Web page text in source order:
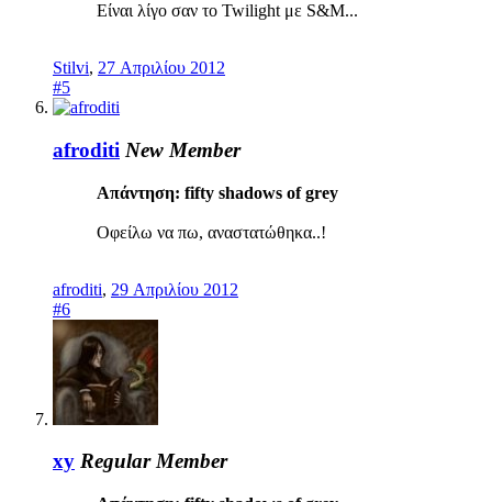
Είναι λίγο σαν το Twilight με S&M...
Stilvi, 27 Απριλίου 2012
#5
afroditi New Member
Απάντηση: fifty shadows of grey
Οφείλω να πω, αναστατώθηκα..!
afroditi, 29 Απριλίου 2012
#6
xy Regular Member